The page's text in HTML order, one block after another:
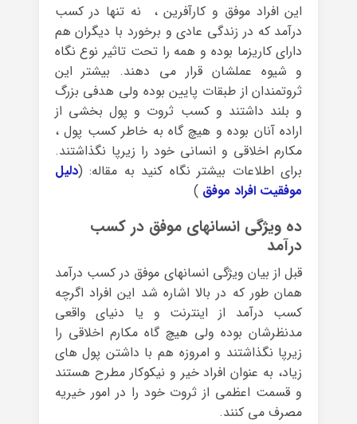
این افراد موفق و کارآفرین ، نه تنها در کسب
درآمد که در زندگی عادی و برخورد با دیگران هم
دارای کاریزما بوده و همه را تحت تاثیر نوع نگاه
و شیوه عملشان قرار می دهند. بیشتر این
ثروتمندان از طبقات پایین بوده ولی هدفی بزرگ
و بلند داشتند و کسب ثروت و پول بخشی از
اراده آنان بوده و هیچ گاه به خاطر کسب پول ،
مکارم اخلاقی و انسانی خود را زیرپا نگذاشتند.
برای اطلاعات بیشتر نگاه کنید به مقاله: (دلیل
موفقیت افراد موفق )
ده ویژگی انسانهای موفق در کسب
درآمد
قبل از بیان ویژگی انسانهای موفق در کسب درآمد
همان طور که در بالا اشاره شد این افراد اگرچه
کسب درآمد از اینترنت و یا دنیای واقعی
مدنظرشان بوده ولی هیچ گاه مکارم اخلاقی را
زیرپا نگذاشتند و امروزه هم با داشتن پول های
زیاد، به عنوان افراد خیر و نیکوکار مطرح هستند
و قسمت اعظمی از ثروت خود را در امور خیریه
مصرف می کنند.